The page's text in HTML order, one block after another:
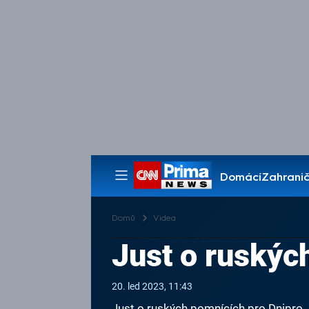
Domácí
Pořady
Domů Videa
Just o
20. led 2023, 11:43